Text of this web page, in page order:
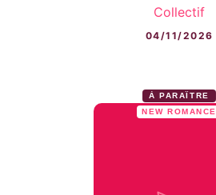
Collectif
04/11/2026
À PARAÎTRE
NEW ROMANCE